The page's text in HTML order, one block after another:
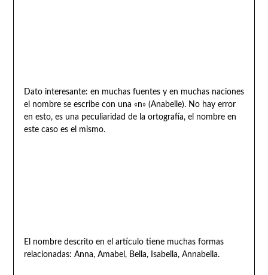
Dato interesante: en muchas fuentes y en muchas naciones
el nombre se escribe con una «n» (Anabelle). No hay error
en esto, es una peculiaridad de la ortografía, el nombre en
este caso es el mismo.
El nombre descrito en el artículo tiene muchas formas
relacionadas: Anna, Amabel, Bella, Isabella, Annabella.